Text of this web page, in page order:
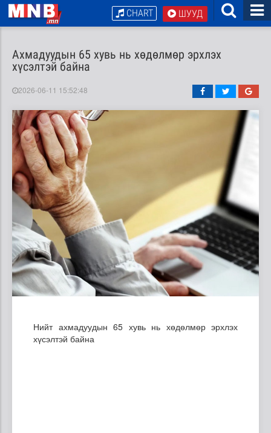
ШУУД
CHART
Ахмадуудын 65 хувь нь хөдөлмөр эрхлэх
хүсэлтэй байна
2026-06-11 15:52:48
Нийт ахмадуудын 65 хувь нь хөдөлмөр эрхлэх
хүсэлтэй байна